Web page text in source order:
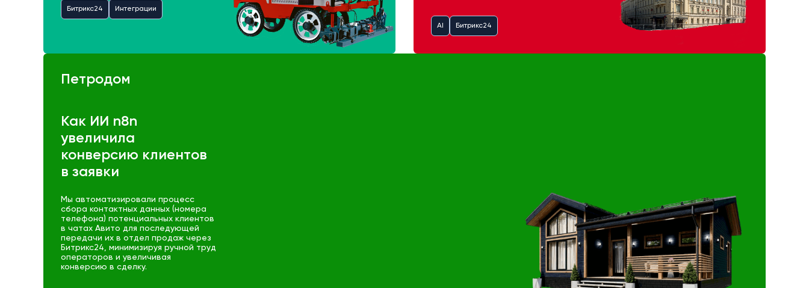
Битрикс24 Интеграции
AI Битрикс24
Петродом
Как ИИ n8n
увеличила
конверсию клиентов
в заявки
Мы автоматизировали процесс
сбора контактных данных (номера
телефона) потенциальных клиентов
в чатах Авито для последующей
передачи их в отдел продаж через
Битрикс24, минимизируя ручной труд
операторов и увеличивая
конверсию в сделку.